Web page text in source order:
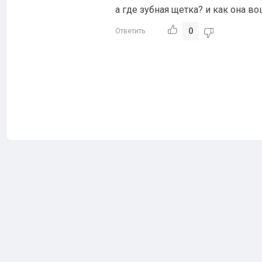
а где зубная щетка? и как она
Ответить 0